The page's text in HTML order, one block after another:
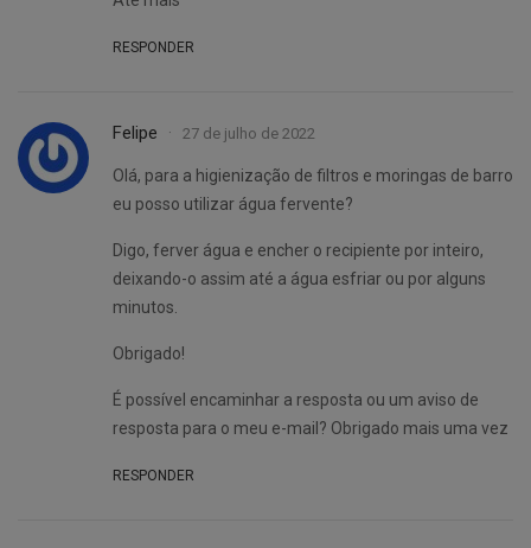
RESPONDER
Felipe 27 de julho de 2022
Olá, para a higienização de filtros e moringas de barro
eu posso utilizar água fervente?
Digo, ferver água e encher o recipiente por inteiro,
deixando-o assim até a água esfriar ou por alguns
minutos.
Obrigado!
É possível encaminhar a resposta ou um aviso de
resposta para o meu e-mail? Obrigado mais uma vez
RESPONDER